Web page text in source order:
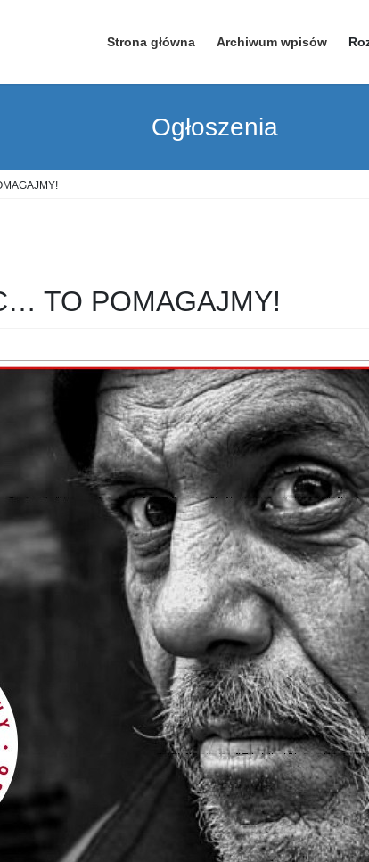
Strona główna Archiwum wpisów
Ogłoszenia
TO POMAGAJMY!